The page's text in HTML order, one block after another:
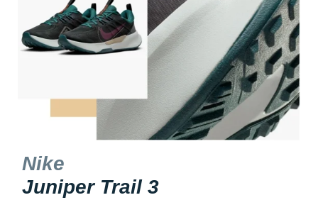
Nike
Juniper Trail 3